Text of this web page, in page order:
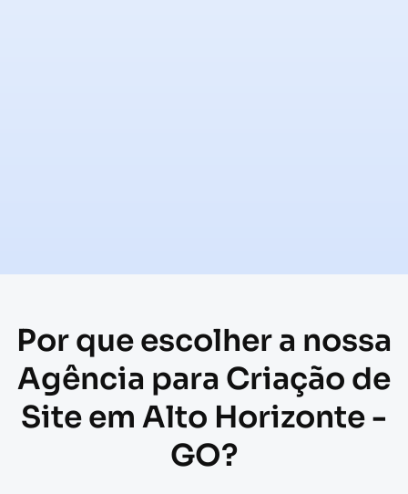
Por que escolher a nossa
Agência para Criação de
Site em Alto Horizonte -
GO?